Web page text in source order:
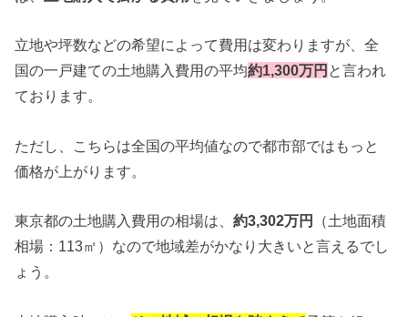
立地や坪数などの希望によって費用は変わりますが、全
国の一戸建ての土地購入費用の平均約1,300万円 と言われ
ております。
ただし、こちらは全国の平均値なので都市部ではもっと
価格が上がります。
東京都の土地購入費用の相場は、約3,302万円
（土地面積
相場：113㎡）なので地域差がかなり大きいと言えるでし
ょう。